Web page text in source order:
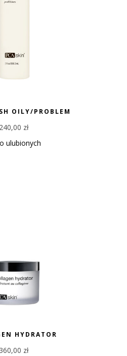
OILY/PROBLEM
240,00 zł
ulubionych
HYDRATOR
360,00 zł